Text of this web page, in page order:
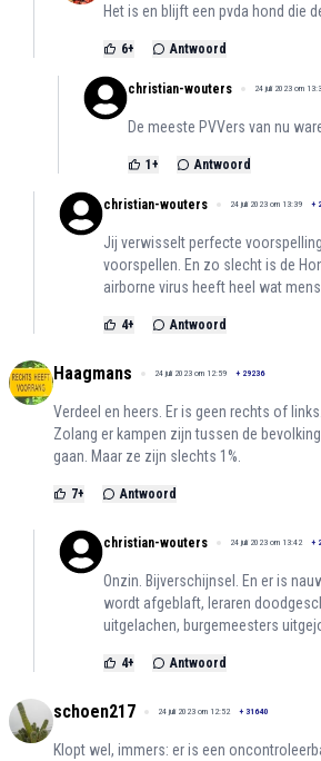
Het is en blijft een pvda hond die
6+ Antwoord
christian-wouters 24 juli 2023 om
De meeste PVVers van nu
1 + Antwoord
christian-wouters 24 juli 2023 om 13:39 +
Jij verwisselt perfecte
voorspellen. En zo slecht is de
airborne virus heeft heel wat
4+ Antwoord
Haagmans 24 juli 2023 om 12:59 + 29236
Verdeel en heers. Er is geen rechts of
Zolang er kampen zijn tussen de
gaan. Maar ze zijn slechts 1%.
7+ Antwoord
christian-wouters 24 juli 2023 om 13:42 +
Onzin. Bijverschijnsel. En er is
wordt afgeblaft, leraren
uitgelachen, burgemeesters
4+ Antwoord
schoen217 24 juli 2023 om 12:52 + 31640
Klopt wel, immers: er is een